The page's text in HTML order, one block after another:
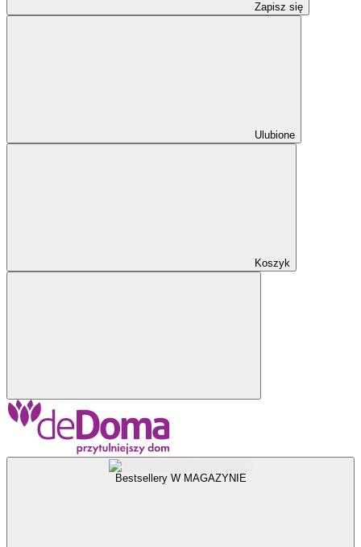
Zapisz się
Ulubione
Koszyk
Bestsellery W MAGAZYNIE